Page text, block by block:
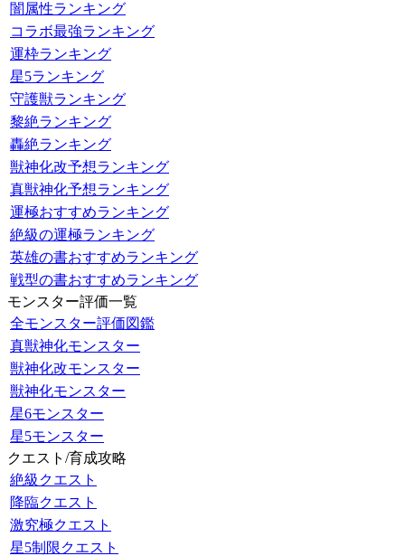
闇属性ランキング
コラボ最強ランキング
運枠ランキング
星5ランキング
守護獣ランキング
黎絶ランキング
轟絶ランキング
獣神化改予想ランキング
真獣神化予想ランキング
運極おすすめランキング
絶級の運極ランキング
英雄の書おすすめランキング
戦型の書おすすめランキング
モンスター評価一覧
全モンスター評価図鑑
真獣神化モンスター
獣神化改モンスター
獣神化モンスター
星6モンスター
星5モンスター
クエスト/育成攻略
絶級クエスト
降臨クエスト
激究極クエスト
星5制限クエスト